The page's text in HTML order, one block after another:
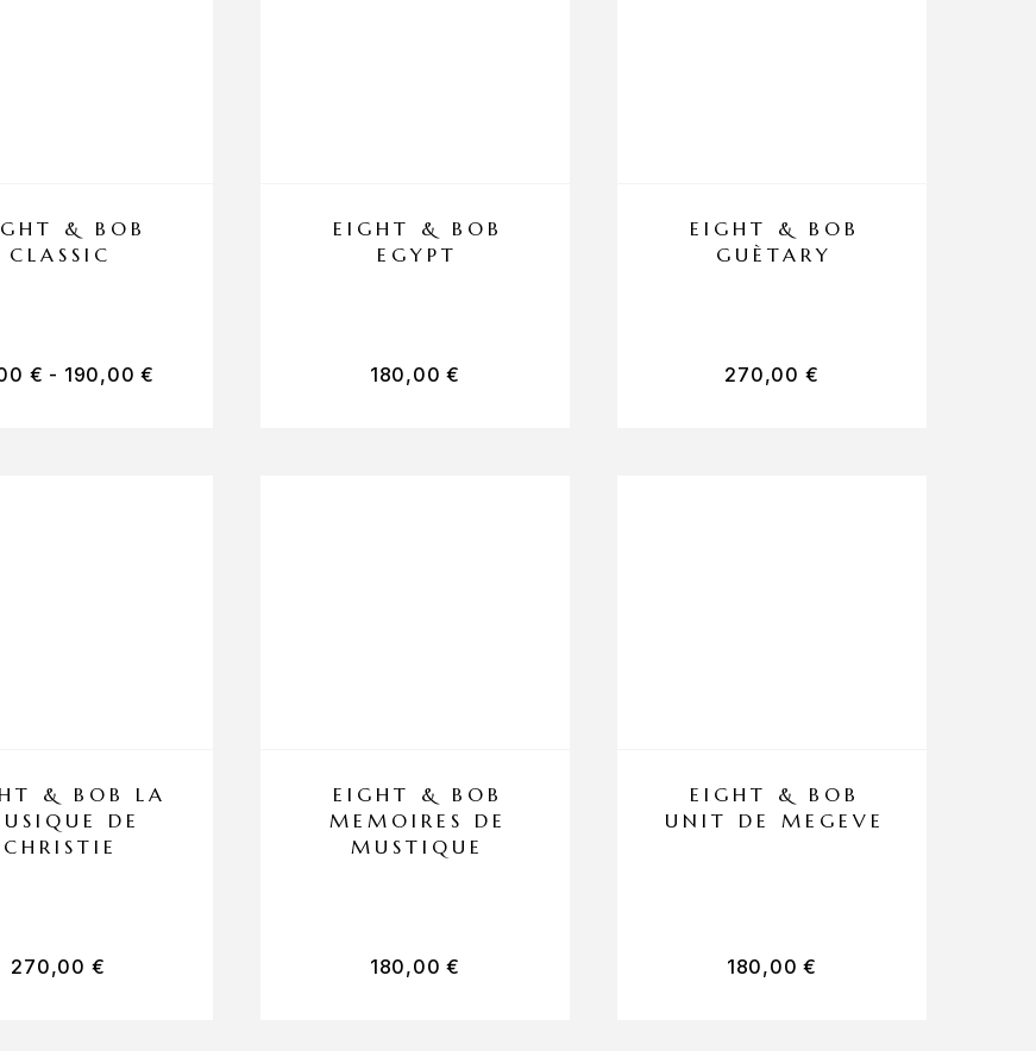
& BOB
CLASSIC
€ - 190,00€
EIGHT & BOB
EGYPT
180,00€
EIGHT & BOB
GUÈTARY
270,00 €
& BOB LA
DE
CHRISTIE
270,00 €
EIGHT & BOB
MEMOIRES DE
MUSTIQUE
180,00€
EIGHT & BOB
UNIT DE MEGEVE
180,00€